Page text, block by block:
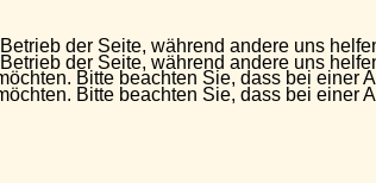
der Seite, während andere uns
Bitte beachten Sie, dass bei
der Seite, während andere uns
Bitte beachten Sie, dass bei